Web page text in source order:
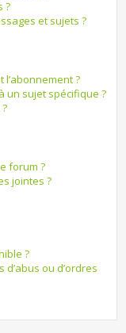
?
et sujets ?
?
un sujet spécifique ?
forum ?
jointes ?
?
ou d’ordres